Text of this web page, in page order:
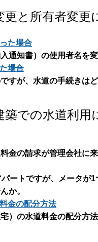
と所有者変更
た場合
通知書）の使用者名を
場合
すが、水道の手続きは
での水道利用
金の請求が管理会社に
ートですが、メータが
か。
金の配分方法
）の水道料金の配分方